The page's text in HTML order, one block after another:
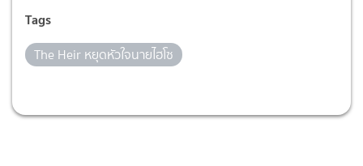
Tags
The Heir หยุดหัวใจนายไฮโซ